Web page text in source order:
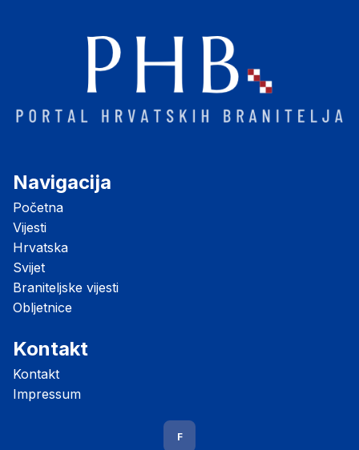
Navigacija
Početna
Vijesti
Hrvatska
Svijet
Braniteljske vijesti
Obljetnice
Kontakt
Kontakt
Impressum
F